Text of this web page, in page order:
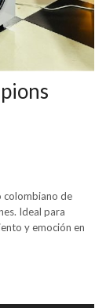
colombiano de
Ideal para
y emoción en